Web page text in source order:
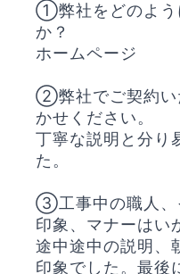
①弊社をどのよう
か？
ホームページ
②弊社でご契約い
かせください。
丁寧な説明と分り
た。
③工事中の職人、
印象、マナーはい
途中途中の説明、
印象でした。最後